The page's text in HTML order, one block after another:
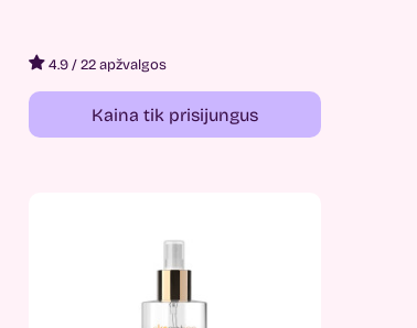
4.9/22 apžvalgos
Kaina tik prisijungus